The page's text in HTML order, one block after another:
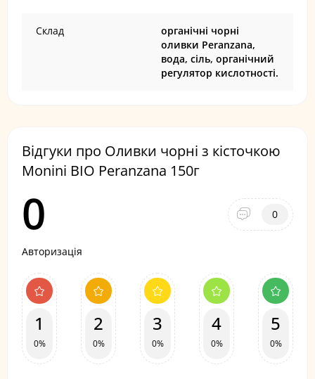
Склад
органічні чорні
оливки Peranzana,
вода, сіль, органічний
регулятор кислотності.
Відгуки про Оливки чорні з кісточкою
Monini BIO Peranzana 150г
0 0
Авторизація
1
0%
2
0%
3
0%
4
0%
5
0%